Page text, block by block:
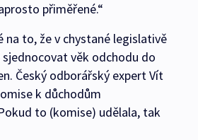
přiměřené.“
na to, že v chystané legislativě
věk odchodu do
Český odborářský expert Vít
k důchodům
to (komise) udělala, tak